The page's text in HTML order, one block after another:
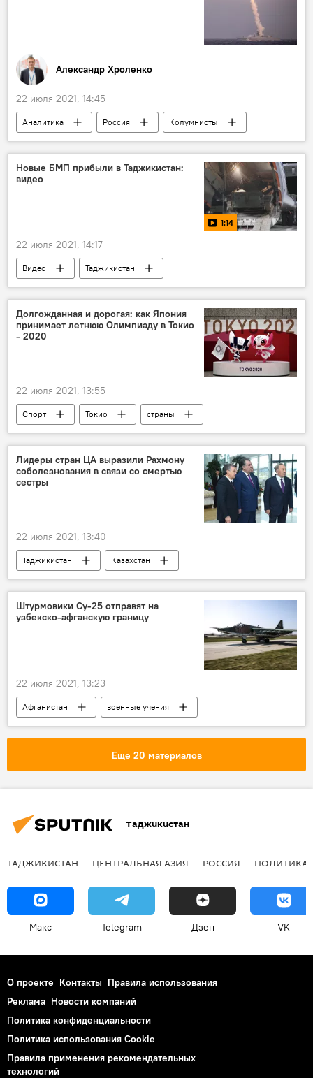
Александр Хроленко
22 июля 2021, 14:45
Аналитика Россия
Колумнисты
Армия и вооружение
Новые БМП прибыли в Таджикистан:
видео
1:14
22 июля 2021, 14:17
Видео
Таджикистан
201-я РВБ в Таджикистане
Армия и вооружение
Долгожданная и дорогая: как Япония
принимает летнюю Олимпиаду в Токио
- 2020
22 июля 2021, 13:55
Спорт Токио
страны
участники
Олимпиада - 2024
Лидеры стран ЦА выразили Рахмону
соболезнования в связи со смертью
сестры
22 июля 2021, 13:40
Таджикистан
Казахстан
Туркменистан
Узбекистан
Нурсултан Назарбаев
Эмомали Рахмон
Штурмовики Су-25 отправят на
узбекско-афганскую границу
22 июля 2021, 13:23
Афганистан
военные учения
Россия
Армия и вооружение
Еще 20 материалов
Таджикистан
ТАДЖИКИСТАН ЦЕНТРАЛЬНАЯ АЗИЯ РОССИЯ ПОЛИТИКА
Макс Telegram Дзен VK
О проекте Контакты Правила использования
Реклама Новости компаний
Политика конфиденциальности
Политика использования Cookie
Правила применения рекомендательных
технологий